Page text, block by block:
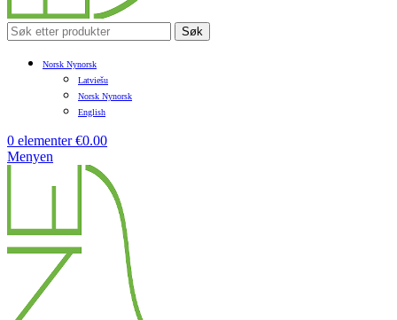
Søk
Norsk Nynorsk
Latviešu
Norsk Nynorsk
English
0 elementer €0.00
Menyen